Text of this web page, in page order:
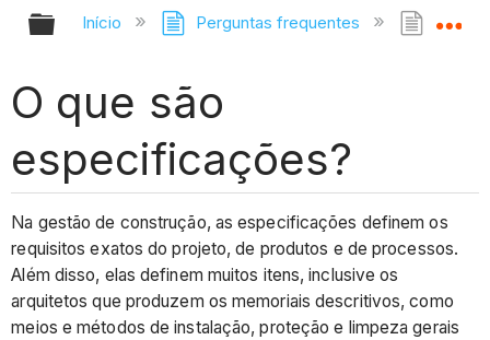
Expandir/recolher hierarquia
Início Perguntas frequentes O
O que são
especificações?
Na gestão de construção, as especificações definem os
requisitos exatos do projeto, de produtos e de processos.
Além disso, elas definem muitos itens, inclusive os
arquitetos que produzem os memoriais descritivos, como
meios e métodos de instalação, proteção e limpeza gerais